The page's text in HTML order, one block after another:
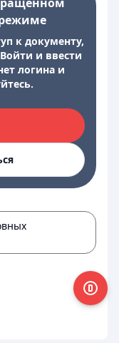
к документу,
и ввести
логина и